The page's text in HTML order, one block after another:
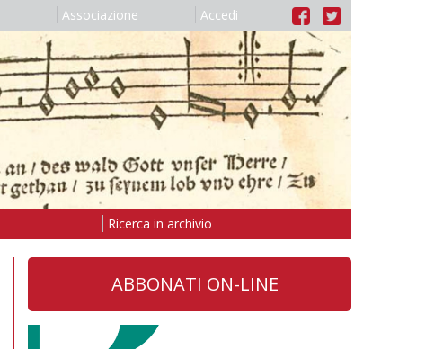
Associazione Accedi
Ricerca in archivio
ABBONATI ON-LINE